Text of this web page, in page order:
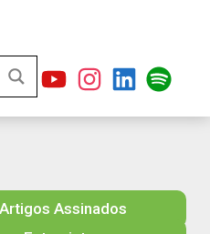
Artigos Assinados